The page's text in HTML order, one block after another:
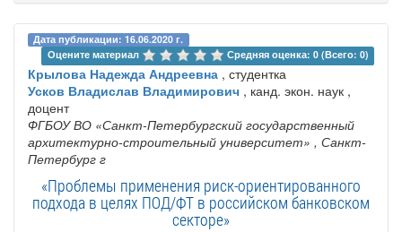
Дата публикации: 16.06.2020 г.
Оцените материал
Средняя оценка: 0 (Всего: 0)
Крылова Надежда Андреевна , студентка
Усков Владислав Владимирович , канд. экон. наук ,
доцент
ФГБОУ ВО «Санкт-Петербургский государственный
архитектурно-строительный университет» , Санкт-
Петербург г
«Проблемы применения риск-ориентированного
подхода в целях ПОД/ФТ в российском банковском
секторе»